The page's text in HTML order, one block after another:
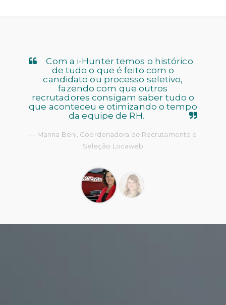
Com a i-Hunter temos o histórico
de tudo o que é feito com o
candidato ou processo seletivo,
fazendo com que outros
recrutadores consigam saber tudo o
que aconteceu e otimizando o tempo
da equipe de RH.
Marina Beni, Coordenadora de Recrutamento e
Seleção Locaweb